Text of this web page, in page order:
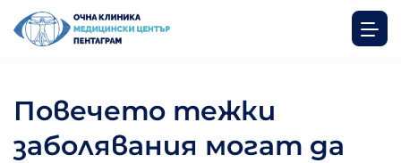
Повечето тежки
заболявания могат да